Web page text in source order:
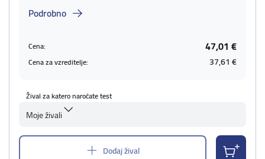
Podrobno
Cena: 47,01 €
Cena za vzreditelje: 37,61 €
Žival za katero naročate test
Moje živali
Dodaj žival